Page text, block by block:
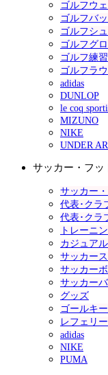
ゴルフウ
ゴルフバ
ゴルフシ
ゴルフグ
ゴルフ練
ゴルフラ
adidas
DUNLOP
le coq
MIZUNO
NIKE
UNDER
サッカー・フッ
サッカー
代表･クラ
代表･クラ
トレーニ
カジュア
サッカー
サッカー
サッカー
グッズ
ゴールキ
レフェリ
adidas
NIKE
PUMA